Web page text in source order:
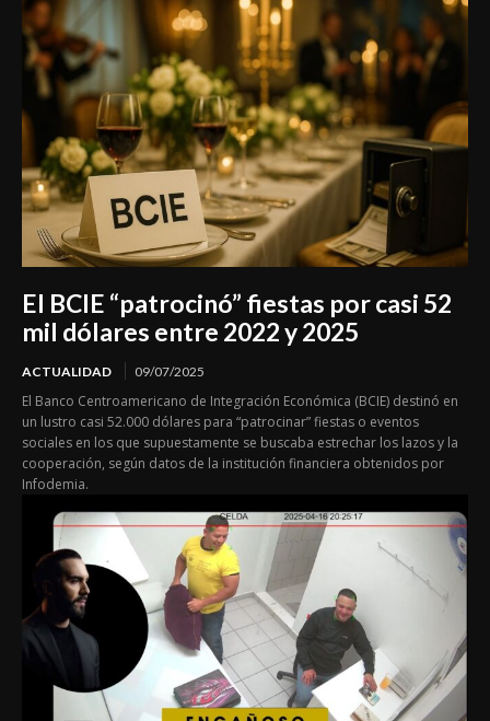
El BCIE “patrocinó” fiestas por casi 52
mil dólares entre 2022 y 2025
ACTUALIDAD 09/07/2025
El Banco Centroamericano de Integración Económica (BCIE) destinó en
un lustro casi 52.000 dólares para “patrocinar” fiestas o eventos
sociales en los que supuestamente se buscaba estrechar los lazos y la
cooperación, según datos de la institución financiera obtenidos por
Infodemia.